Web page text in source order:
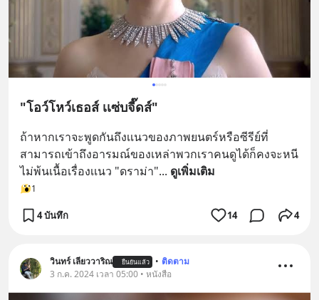
"โอว์โหว์เธอส์ เเซ่บจี๊ดส์"
ถ้าหากเราจะพูดกันถึงเเนวของภาพยนตร์หรือซีรีย์ที่
สามารถเข้าถึงอารมณ์ของเหล่าพวกเราคนดูได้ก็คงจะหนี
ไม่พ้นเนื้อเรื่องเเนว "ดราม่า"... ดูเพิ่มเติม
1
4 บันทึก 14 4
วินทร์ เลียววาริณ ยืนยันแล้ว • ติดตาม
3 ก.ค. 2024 เวลา 05:00 • หนังสือ